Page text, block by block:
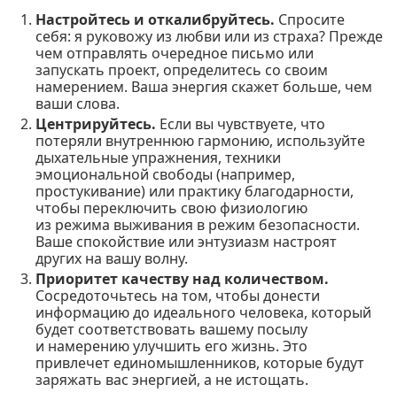
Настройтесь и откалибруйтесь. Спросите
себя: я руковожу из любви или из страха? Прежде
чем отправлять очередное письмо или
запускать проект, определитесь со своим
намерением. Ваша энергия скажет больше, чем
ваши слова.
Центрируйтесь. Если вы чувствуете, что
потеряли внутреннюю гармонию, используйте
дыхательные упражнения, техники
эмоциональной свободы (например,
простукивание) или практику благодарности,
чтобы переключить свою физиологию
из режима выживания в режим безопасности.
Ваше спокойствие или энтузиазм настроят
других на вашу волну.
Приоритет качеству над количеством.
Сосредоточьтесь на том, чтобы донести
информацию до идеального человека, который
будет соответствовать вашему посылу
и намерению улучшить его жизнь. Это
привлечет единомышленников, которые будут
заряжать вас энергией, а не истощать.